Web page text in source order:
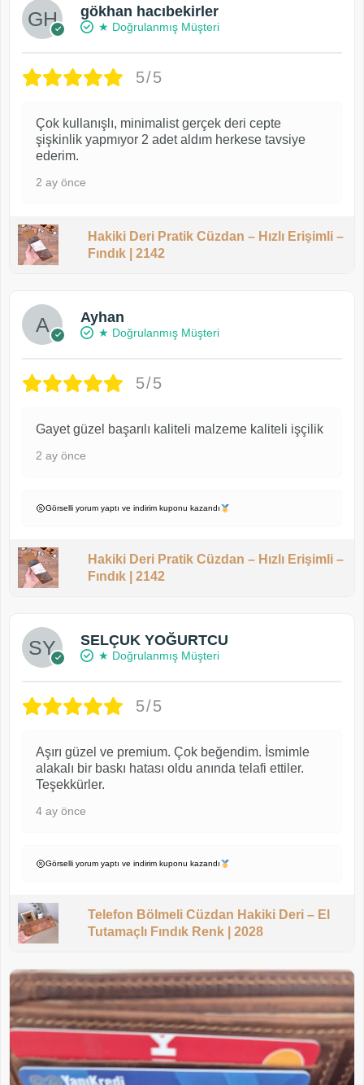
gökhan hacıbekirler
★ Doğrulanmış Müşteri
5/5
Çok kullanışlı, minimalist gerçek deri cepte
şişkinlik yapmıyor 2 adet aldım herkese tavsiye
ederim.
2 ay önce
Hakiki Deri Pratik Cüzdan – Hızlı Erişimli –
Fındık | 2142
Ayhan
★ Doğrulanmış Müşteri
5/5
Gayet güzel başarılı kaliteli malzeme kaliteli işçilik
2 ay önce
Görselli yorum yaptı ve indirim kuponu kazandı
Hakiki Deri Pratik Cüzdan – Hızlı Erişimli –
Fındık | 2142
SELÇUK YOĞURTCU
★ Doğrulanmış Müşteri
5/5
Aşırı güzel ve premium. Çok beğendim. İsmimle
alakalı bir baskı hatası oldu anında telafi ettiler.
Teşekkürler.
4 ay önce
Görselli yorum yaptı ve indirim kuponu kazandı
Telefon Bölmeli Cüzdan Hakiki Deri – El
Tutamaçlı Fındık Renk | 2028